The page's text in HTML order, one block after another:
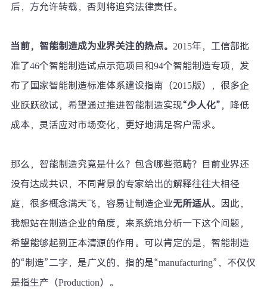
后，方允许转载，否则将追究法律责任。
当前，智能制造成为业界关注的热点。 2015年，工信部批
准了46个智能制造试点示范项目和94个智能制造专项，发
布了国家智能制造标准体系建设指南（2015版），很多企
业跃跃欲试，希望通过推进智能制造实现“少人化” ，降低
成本，灵活应对市场变化，更好地满足客户需求。
那么，智能制造究竟是什么？包含哪些范畴？目前业界还
没有达成共识，不同背景的专家给出的解释往往大相径
庭，很多概念满天飞，容易让制造企业无所适从。因此，
我想站在制造企业的角度，来系统地分析一下这个问题，
希望能够起到正本清源的作用。可以肯定的是，智能制造
的“制造”二字，是广义的，指的是“manufacturing”，不仅仅
是指生产（Production）。